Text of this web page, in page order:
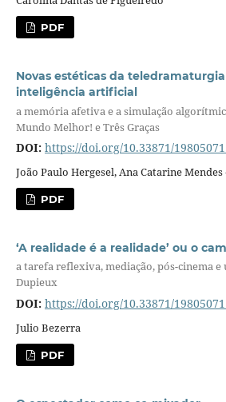
PDF
Novas estéticas da
inteligência artificial
a memória afetiva e a simulação
Mundo Melhor! e Três Graças
DOI: https://doi.org/10.33871/
João Paulo Hergesel, Ana Catarine Mendes
PDF
‘A realidade é a realidade’ ou o
a tarefa reflexiva, mediação, pós-cinema
Dupieux
DOI: https://doi.org/10.33871/
Julio Bezerra
PDF